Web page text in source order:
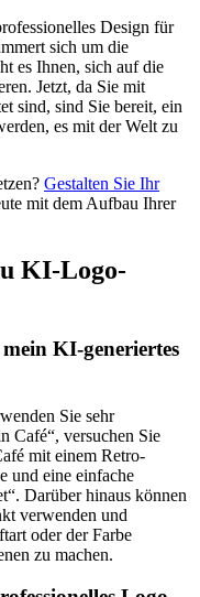
Design für
sich um die
es Ihnen, sich auf die
Jetzt, da Sie mit
sind, sind Sie bereit, ein
es mit der Welt zu
Gestalten Sie Ihr
mit dem Aufbau Ihrer
KI-Logo-
KI-generiertes
Sie sehr
Café“, versuchen Sie
mit einem Retro-
und eine einfache
Darüber hinaus können
verwenden und
oder der Farbe
zu machen.